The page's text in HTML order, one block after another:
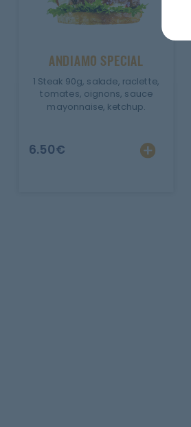
ANDIAMO SPECIAL
1 Steak 90g, salade, raclette,
tomates, oignons, sauce
mayonnaise, ketchup.
6.50€